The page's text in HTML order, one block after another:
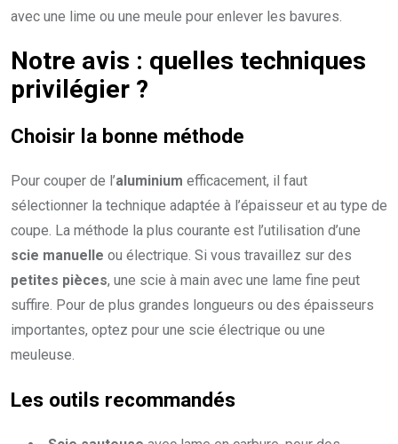
avec une lime ou une meule pour enlever les bavures.
Notre avis : quelles techniques
privilégier ?
Choisir la bonne méthode
Pour couper de l’aluminium efficacement, il faut
sélectionner la technique adaptée à l’épaisseur et au type de
coupe. La méthode la plus courante est l’utilisation d’une
scie manuelle ou électrique. Si vous travaillez sur des
petites pièces, une scie à main avec une lame fine peut
suffire. Pour de plus grandes longueurs ou des épaisseurs
importantes, optez pour une scie électrique ou une
meuleuse.
Les outils recommandés